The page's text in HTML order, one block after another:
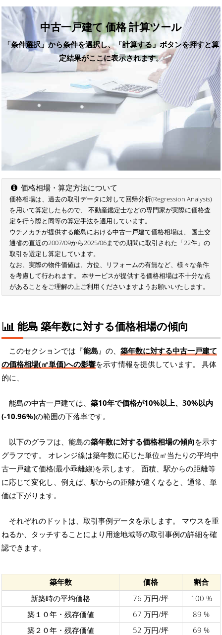
中古一戸建て 価格 計算ツール
「条件選択」から条件を選択し、「計算する」ボタンを押すと算
定結果がここに表示されます。
価格相場・算定方法について
価格相場は、過去の取引データに対して回帰分析(Regression Analysis)
を用いて算定したもので、 不動産鑑定士などの専門家が実際に価格査
定を行う際と同等の算定手法を適用しています。
ウチノカチが提供する能島における中古一戸建て価格相場は、 国土交
通省の直近の2007/09から2025/06までの期間に取引された「22件」の
取引を選定し算定しています。
なお、実際の物件価値は、方位、リフォームの有無など、様々な条件
を考慮して行われます。 本サービスが提供する価格相場は不十分な点
があることをご理解の上ご利用くださいますようお願いいたします。
能島 築年数に対する価格相場の傾向
このセクションでは『能島』の、 築年数に対する中古一戸建て
の価格相場(㎡単価)への影響を示す情報を提供しています。 具体
的に、
能島の中古一戸建ては、 築10年で価格が10%以上、30%以内
(-10.96%)の範囲の下落率です。
以下のグラフは、能島の築年数に対する価格相場の傾向を示す
グラフです。 オレンジ線は築年数に応じた単位㎡当たりの平均中
古一戸建て価格(最小乖離線)を示します。 面積、駅からの距離等
に応じて変化し、例えば、駅からの距離が遠くなると、通常、単
価は下がります。
それぞれのドットは、取引事例データを示します。 マウスを重
ねるか、タッチすることにより用途地域等の取引事例の詳細を確
認できます。
築年数 価格
割合
新築時の平均価格
76 万円/坪
100 %
築１０年・残存価値
67 万円/坪
89 %
築２０年・残存価値
52 万円/坪 69 %